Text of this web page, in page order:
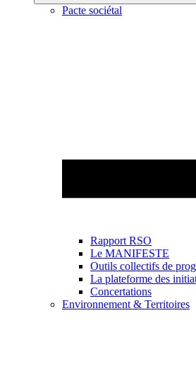
Pacte sociétal
Rapport RSO
Le MANIFESTE
Outils collectifs de
La plateforme des
Concertations
Environnement & Territoires